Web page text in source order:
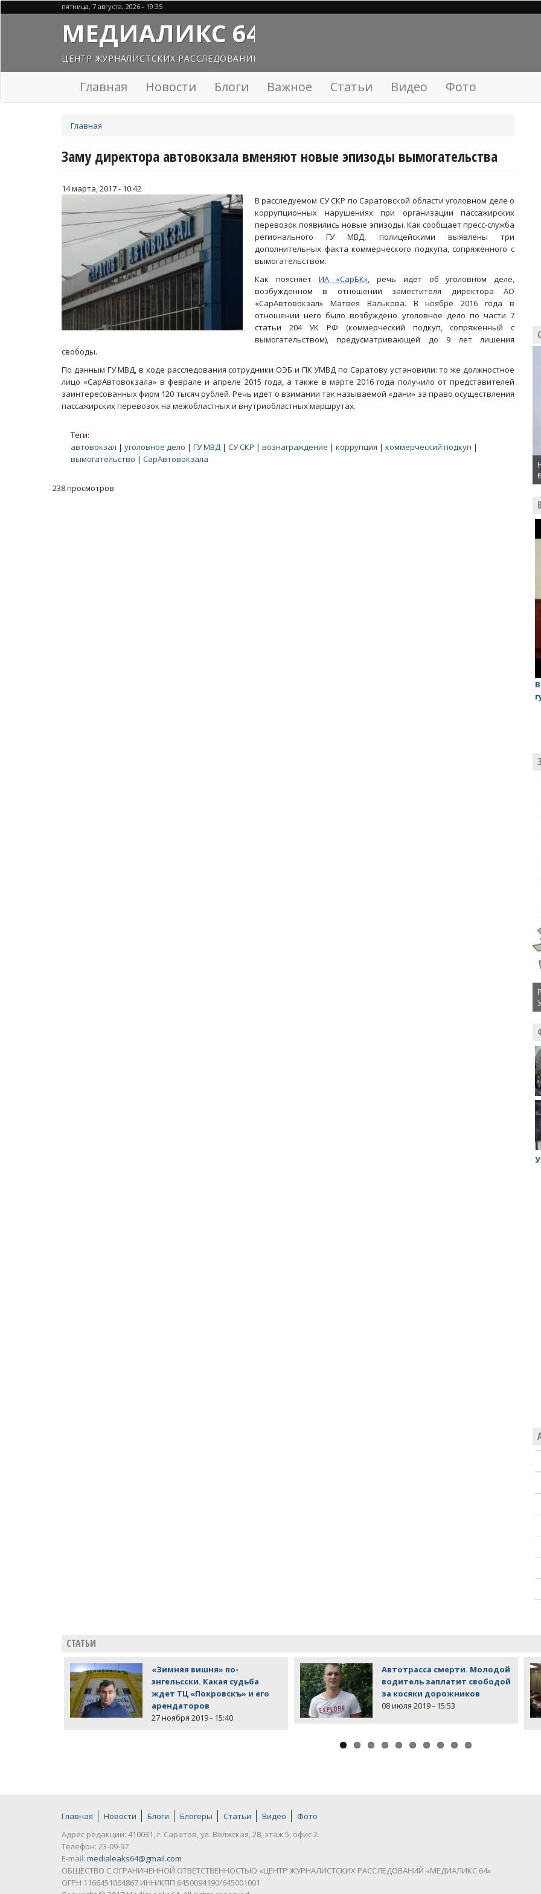
пятница, 7 августа, 2026 - 19:35
МЕДИАЛИКС 64
ЦЕНТР ЖУРНАЛИСТСКИХ РАССЛЕДОВАНИЙ
Главная Новости Блоги Важное Статьи Видео Фото
здесь
Главная
Заму директора автовокзала вменяют новые эпизоды вымогательства
14 марта, 2017 - 10:42
В расследуемом СУ СКР по Саратовской области уголовном деле о
коррупционных нарушениях при организации пассажирских
перевозок появились новые эпизоды. Как сообщает пресс-служба
регионального ГУ МВД, полицейскими выявлены три
дополнительных факта коммерческого подкупа, сопряженного с
вымогательством.
Как поясняет ИА «СарБК», речь идет об уголовном деле,
возбужденном в отношении заместителя директора АО
«СарАвтовокзал» Матвея Валькова. В ноябре 2016 года в
отношении него было возбуждено уголовное дело по части 7
статьи 204 УК РФ (коммерческий подкуп, сопряженный с
вымогательством), предусматривающей до 9 лет лишения
свободы.
По данным ГУ МВД, в ходе расследования сотрудники ОЭБ и ПК УМВД по Саратову установили: то же должностное
лицо «СарАвтовокзала» в феврале и апреле 2015 года, а также в марте 2016 года получило от представителей
заинтересованных фирм 120 тысяч рублей. Речь идет о взимании так называемой «дани» за право осуществления
пассажирских перевозок на межобластных и внутриобластных маршрутах.
Теги:
автовокзал | уголовное дело | ГУ МВД | СУ СКР | вознаграждение | коррупция | коммерческий подкуп |
вымогательство | СарАвтовокзала
238 просмотров
СТАТЬИ
«Зимняя вишня» по-
энгельсски. Какая судьба
ждет ТЦ «Покровскъ» и его
арендаторов
27 ноября 2019 - 15:40
Автотрасса смерти. Молодой
водитель заплатит свободой
за косяки дорожников
08 июля 2019 - 15:53
Главная Новости Блоги Блогеры Статьи Видео
Фото
Адрес редакции: 410031, г. Саратов, ул. Волжская, 28, этаж 5, офис 2.
Телефон: 23-09-97
E-mail: medialeaks64@gmail.com
ОБЩЕСТВО С ОГРАНИЧЕННОЙ ОТВЕТСТВЕННОСТЬЮ «ЦЕНТР ЖУРНАЛИСТСКИХ РАССЛЕДОВАНИЙ «МЕДИАЛИКС 64»
ОГРН 1166451064867 ИНН/КПП 6450094190/645001001